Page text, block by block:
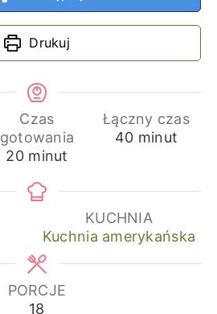
Drukuj
Czas
gotowania
20minuty
minut
Łączny czas
40minuty
minut
KUCHNIA
Kuchnia amerykańska
PORCJE
18